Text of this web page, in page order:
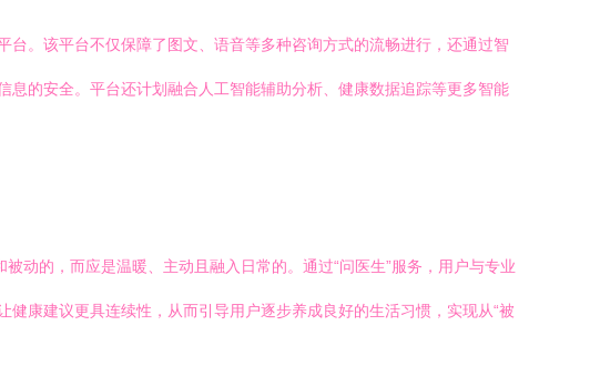
。该平台不仅保障了图文、语音等多种咨询方式的流畅进行，还通过智
的安全。平台还计划融合人工智能辅助分析、健康数据追踪等更多智能
动的，而应是温暖、主动且融入日常的。通过“问医生”服务，用户与专业
康建议更具连续性，从而引导用户逐步养成良好的生活习惯，实现从“被